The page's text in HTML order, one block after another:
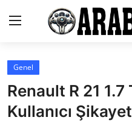
Giriş yapmak
Anasayfa
Genel
Renault R 21
Kullanıcı